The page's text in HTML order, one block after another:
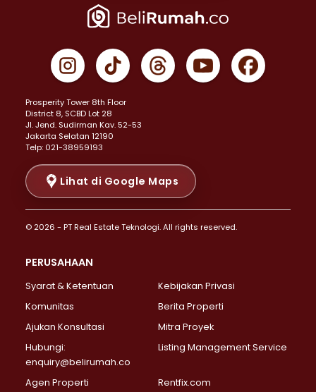
Properti Dijual di Jakarta Pusat >
Properti Dijual di Gambir >
Properti Dijual di Johar Baru >
Properti Dijual di Menteng >
Properti Dijual di Senen >
Properti Dijual di Tanah Abang >
Properti Dijual di Cikini >
Properti Dijual di Kramat >
Properti Dijual di Pasar Baru >
Properti Dijual di Bendungan Hilir >
Properti Dijual di Jakarta Selatan >
Properti Dijual di Lebak Bulus >
Properti Dijual di Gandaria Selatan >
Properti Dijual di Pondok Labu >
Properti Dijual di Lenteng Agung >
Properti Dijual di Senayan >
Properti Dijual di Pondok Pinang >
Prosperity Tower 8th Floor
District 8, SCBD Lot 28
JI. Jend. Sudirman Kav. 52-53
Jakarta Selatan 12190
Telp: 021-38959193
Lihat di Google Maps
© 2026 - PT Real Estate Teknologi. All rights reserved.
PERUSAHAAN
Syarat & Ketentuan
Kebijakan Privasi
Komunitas
Berita Properti
Ajukan Konsultasi
Mitra Proyek
Hubungi:
enquiry@belirumah.co
Listing Management Service
Agen Properti Rentfix.com